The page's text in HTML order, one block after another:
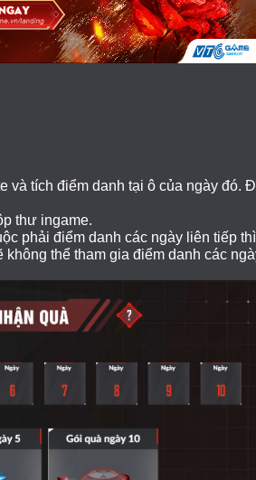
tích điểm danh tại ô của ngày đó.
thư ingame.
phải điểm danh các ngày liên tiếp
thể tham gia điểm danh các